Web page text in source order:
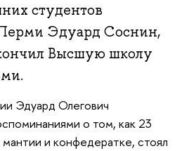
студентов
Перми Эдуард Соснин,
Высшую школу
Эдуард Олегович
о том, как 23
и конфедератке, стоял